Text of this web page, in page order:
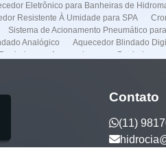
Eletrônico para Banheiras de
Resistente À Umidade para SPA
Sistema de Acionamento Pneumático
Analógico Aquecedor Blindado
Aquecedores pra Banheira
Instalação de
Manutenção Banheira
Spa Manutenção de Banheiras de
Venda de Banheira
Banheira Hidro em Higienópolis
Contato
(11)